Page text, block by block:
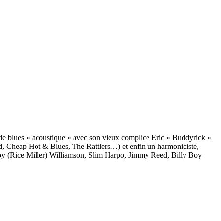
blues « acoustique » avec son vieux complice Eric « Buddyrick »
Cheap Hot & Blues, The Rattlers…) et enfin un harmoniciste,
(Rice Miller) Williamson, Slim Harpo, Jimmy Reed, Billy Boy